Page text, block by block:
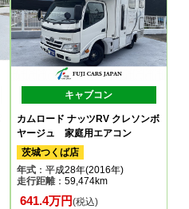
キャブコン
カムロード ナッツRV クレソンボ
ヤージュ 家庭用エアコン
茨城つくば店
年式：平成28年(2016年)
走行距離：59,474km
641.4万円(税込)